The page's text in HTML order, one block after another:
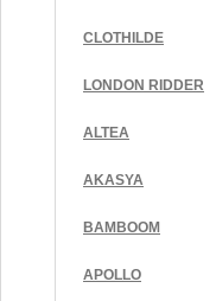
CLOTHILDE
LONDON RIDDER
ALTEA
AKASYA
BAMBOOM
APOLLO